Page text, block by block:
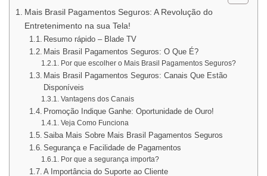
Mais Brasil Pagamentos Seguros: A Revolução do
Entretenimento na sua Tela!
Resumo rápido – Blade TV
Mais Brasil Pagamentos Seguros: O Que É?
Por que escolher o Mais Brasil Pagamentos Seguros?
Mais Brasil Pagamentos Seguros: Canais Que Estão
Disponíveis
Vantagens dos Canais
Promoção Indique Ganhe: Oportunidade de Ouro!
Veja Como Funciona
Saiba Mais Sobre Mais Brasil Pagamentos Seguros
Segurança e Facilidade de Pagamentos
Por que a segurança importa?
A Importância do Suporte ao Cliente